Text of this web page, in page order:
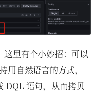
里有个小妙招：可以
用自然语言的方式，
DQL 语句，从而拷贝